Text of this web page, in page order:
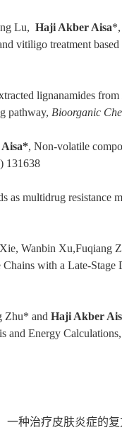
Lu,Haji Akber Aisa*,
vitiligo treatment
lignanamides from
pathway, Bioorganic
, Non-volatile
131638
as multidrug resistance
Wanbin Xu,Fuqiang
Chains with a Late-
Zhu* andHaji Akber
and Energy
一种治疗皮肤炎症的复